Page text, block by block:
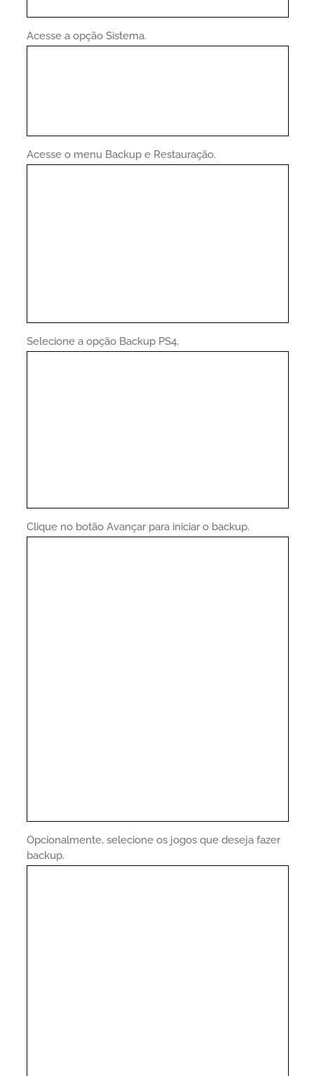
Acesse a opção Sistema.
Acesse o menu Backup e Restauração.
Selecione a opção Backup PS4.
Clique no botão Avançar para iniciar o backup.
Opcionalmente, selecione os jogos que deseja fazer
backup.